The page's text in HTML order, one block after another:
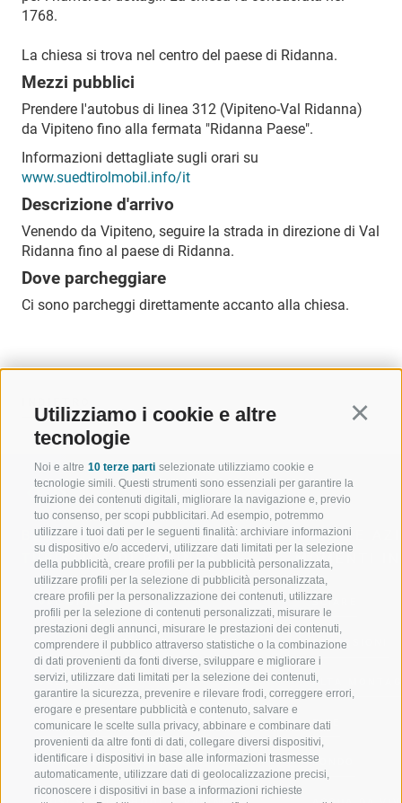
Utilizziamo i cookie e altre
tecnologie
Noi e altre 10 terze parti selezionate utilizziamo cookie e
tecnologie simili. Questi strumenti sono essenziali per garantire la
fruizione dei contenuti digitali, migliorare la navigazione e, previo
tuo consenso, per scopi pubblicitari. Ad esempio, potremmo
utilizzare i tuoi dati per le seguenti finalità: archiviare informazioni
su dispositivo e/o accedervi, utilizzare dati limitati per la selezione
della pubblicità, creare profili per la pubblicità personalizzata,
utilizzare profili per la selezione di pubblicità personalizzata,
creare profili per la personalizzazione dei contenuti, utilizzare
profili per la selezione di contenuti personalizzati, misurare le
prestazioni degli annunci, misurare le prestazioni dei contenuti,
comprendere il pubblico attraverso statistiche o la combinazione
di dati provenienti da fonti diverse, sviluppare e migliorare i
servizi, utilizzare dati limitati per la selezione dei contenuti,
garantire la sicurezza, prevenire e rilevare frodi, correggere errori,
erogare e presentare pubblicità e contenuto, salvare e
comunicare le scelte sulla privacy, abbinare e combinare dati
provenienti da altre fonti di dati, collegare diversi dispositivi,
identificare i dispositivi in base alle informazioni trasmesse
automaticamente, utilizzare dati di geolocalizzazione precisi,
riconoscere i dispositivi in base a informazioni richieste
1768.
La chiesa si trova nel centro del paese di Ridanna.
Mezzi pubblici
Prendere l'autobus di linea 312 (Vipiteno-Val Ridanna)
da Vipiteno fino alla fermata "Ridanna Paese".
Informazioni dettagliate sugli orari su
www.suedtirolmobil.info/it
Descrizione d'arrivo
Venendo da Vipiteno, seguire la strada in direzione di Val
Ridanna fino al paese di Ridanna.
Dove parcheggiare
Ci sono parcheggi direttamente accanto alla chiesa.
BENVENUTI NELLA REGIONE
TURISTICA DI RACINES
VAL GIOVO
VAL RACINES
VAL RIDANNA
IMPIANTI DI RISALITA
SCUOLA DI SCI RACINES
SPORT E
MOMENTI
SCIARE
ESCURSIONI
ALTA
BIKE
FONDO